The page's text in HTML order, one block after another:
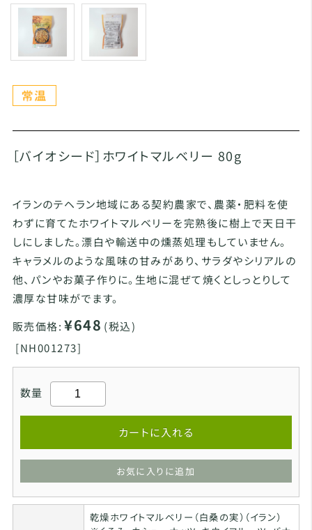
［バイオシード］ホワイトマルベリー 80g
イランのテヘラン地域にある契約農家で、農薬・肥料を使
わずに育てたホワイトマルベリーを完熟後に樹上で天日干
しにしました。漂白や輸送中の燻蒸処理もしていません。
キャラメルのような風味の甘みがあり、サラダやシリアルの
他、パンやお菓子作りに。生地に混ぜて焼くとしっとりして
濃厚な甘味がでます。
販売価格: ¥648 (税込)
[NH001273]
数量
カートに入れる
お気に入りに追加
乾燥ホワイトマルベリー（白桑の実）（イラン）